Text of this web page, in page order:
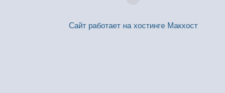
Сайт работает на хостинге Макхост